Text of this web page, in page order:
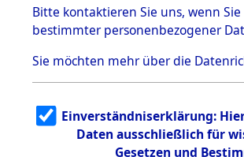
1.2.9.2
Effekten aus
dem KZ
Bayerisches
1.2.9.3
Effekten aus
dem KZ
Neuengamm
Bitte kontaktieren Sie uns, wenn
bestimmter personenbezogener
Sie möchten mehr über die
Einverständniserklärung:
Daten ausschließlich für
Gesetzen und